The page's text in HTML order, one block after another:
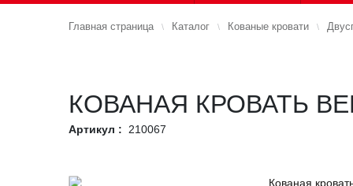
Главная страница Каталог Кованые кровати
КОВАНАЯ КРОВАТЬ
Артикул : 210067